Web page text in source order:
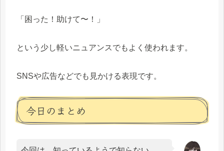
「困った！助けて〜！」
という少し軽いニュアンスでもよく使われます。
SNSや広告などでも見かける表現です。
今日のまとめ